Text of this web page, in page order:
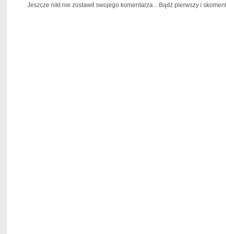
Jeszcze nikt nie zostawił swojego komentarza... Bądż pierwszy i